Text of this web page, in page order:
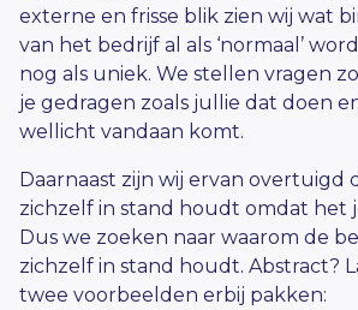
externe en frisse blik zien wij wat
van het bedrijf al als ‘normaal’
nog als uniek. We stellen vragen
je gedragen zoals jullie dat doen
wellicht vandaan komt.
Daarnaast zijn wij ervan overtuigd
zichzelf in stand houdt omdat het
Dus we zoeken naar waarom de
zichzelf in stand houdt. Abstract?
twee voorbeelden erbij pakken:
voor-en nadelen. Om deze
veranderen is het belangrijk om
vraag te beantwoorden:” Welke
dan wel?” En dan is het ook heel
kijken naar de voor-en nadelen
Stel de cultuur van je bedrijf
iedereen volledige
zou dit droomscenario als
hebben? Waarschijnlijk voel je
minder controle; want je
tot meer resultaten leidt.
Hoe we dat doen?
Samen met jou als
want jij bent als leider een
instrument in deze
Door bewust gedrag te
een zorgvuldige manier
negatieve impact minimaal
Met een helder